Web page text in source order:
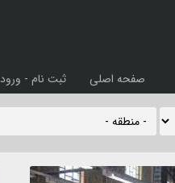
صفحه اصلی ثبت نام - ورود